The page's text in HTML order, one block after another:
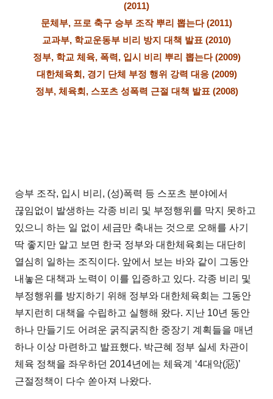
(2011)
문체부, 프로 축구 승부 조작 뿌리 뽑는다 (2011)
교과부, 학교운동부 비리 방지 대책 발표 (2010)
정부, 학교 체육, 폭력, 입시 비리 뿌리 뽑는다 (2009)
대한체육회, 경기 단체 부정 행위 강력 대응 (2009)
정부, 체육회, 스포츠 성폭력 근절 대책 발표 (2008)
승부 조작, 입시 비리, (성)폭력 등 스포츠 분야에서
끊임없이 발생하는 각종 비리 및 부정행위를 막지 못하고
있으니 하는 일 없이 세금만 축내는 것으로 오해를 사기
딱 좋지만 알고 보면 한국 정부와 대한체육회는 대단히
열심히 일하는 조직이다. 앞에서 보는 바와 같이 그동안
내놓은 대책과 노력이 이를 입증하고 있다. 각종 비리 및
부정행위를 방지하기 위해 정부와 대한체육회는 그동안
부지런히 대책을 수립하고 실행해 왔다. 지난 10년 동안
하나 만들기도 어려운 굵직굵직한 중장기 계획들을 매년
하나 이상 마련하고 발표했다. 박근혜 정부 실세 차관이
체육 정책을 좌우하던 2014년에는 체육계 ‘4대악(惡)’
근절정책이 다수 쏟아져 나왔다.